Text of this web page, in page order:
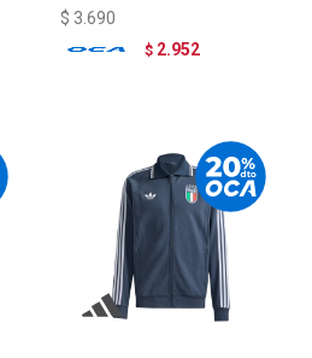
Manchester United
$ 3.690
$ 2.952